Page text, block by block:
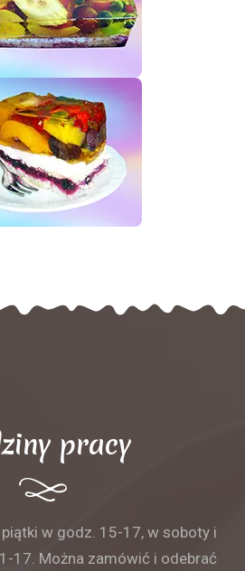
pracy
w godz. 15-17, w soboty i
17. Można zamówić i odebrać